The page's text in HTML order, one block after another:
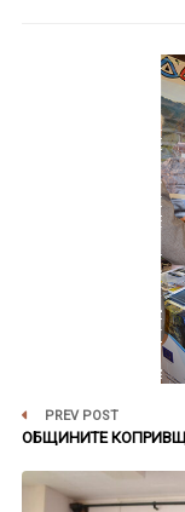
PREV POST
ОБЩИНИТЕ